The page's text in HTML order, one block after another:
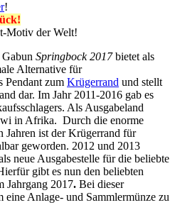
!
Motiv der Welt!
Gabun Springbock 2017bietet als
Alternative für
Pendant zum Krügerrand und stellt
dar. Im Jahr 2011-2016 gab es
Als Ausgabeland
in Afrika. Durch die enorme
Jahren ist der Krügerrand für
geworden. 2012 und 2013
neue Ausgabestelle für die beliebte
gibt es nun den beliebten
Jahrgang 2017. Bei dieser
eine Anlage- und Sammlermünze zu